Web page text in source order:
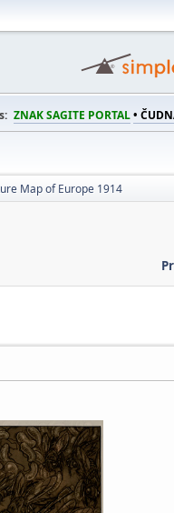
ZNAK SAGITE PORTAL•
Map of Europe 1914